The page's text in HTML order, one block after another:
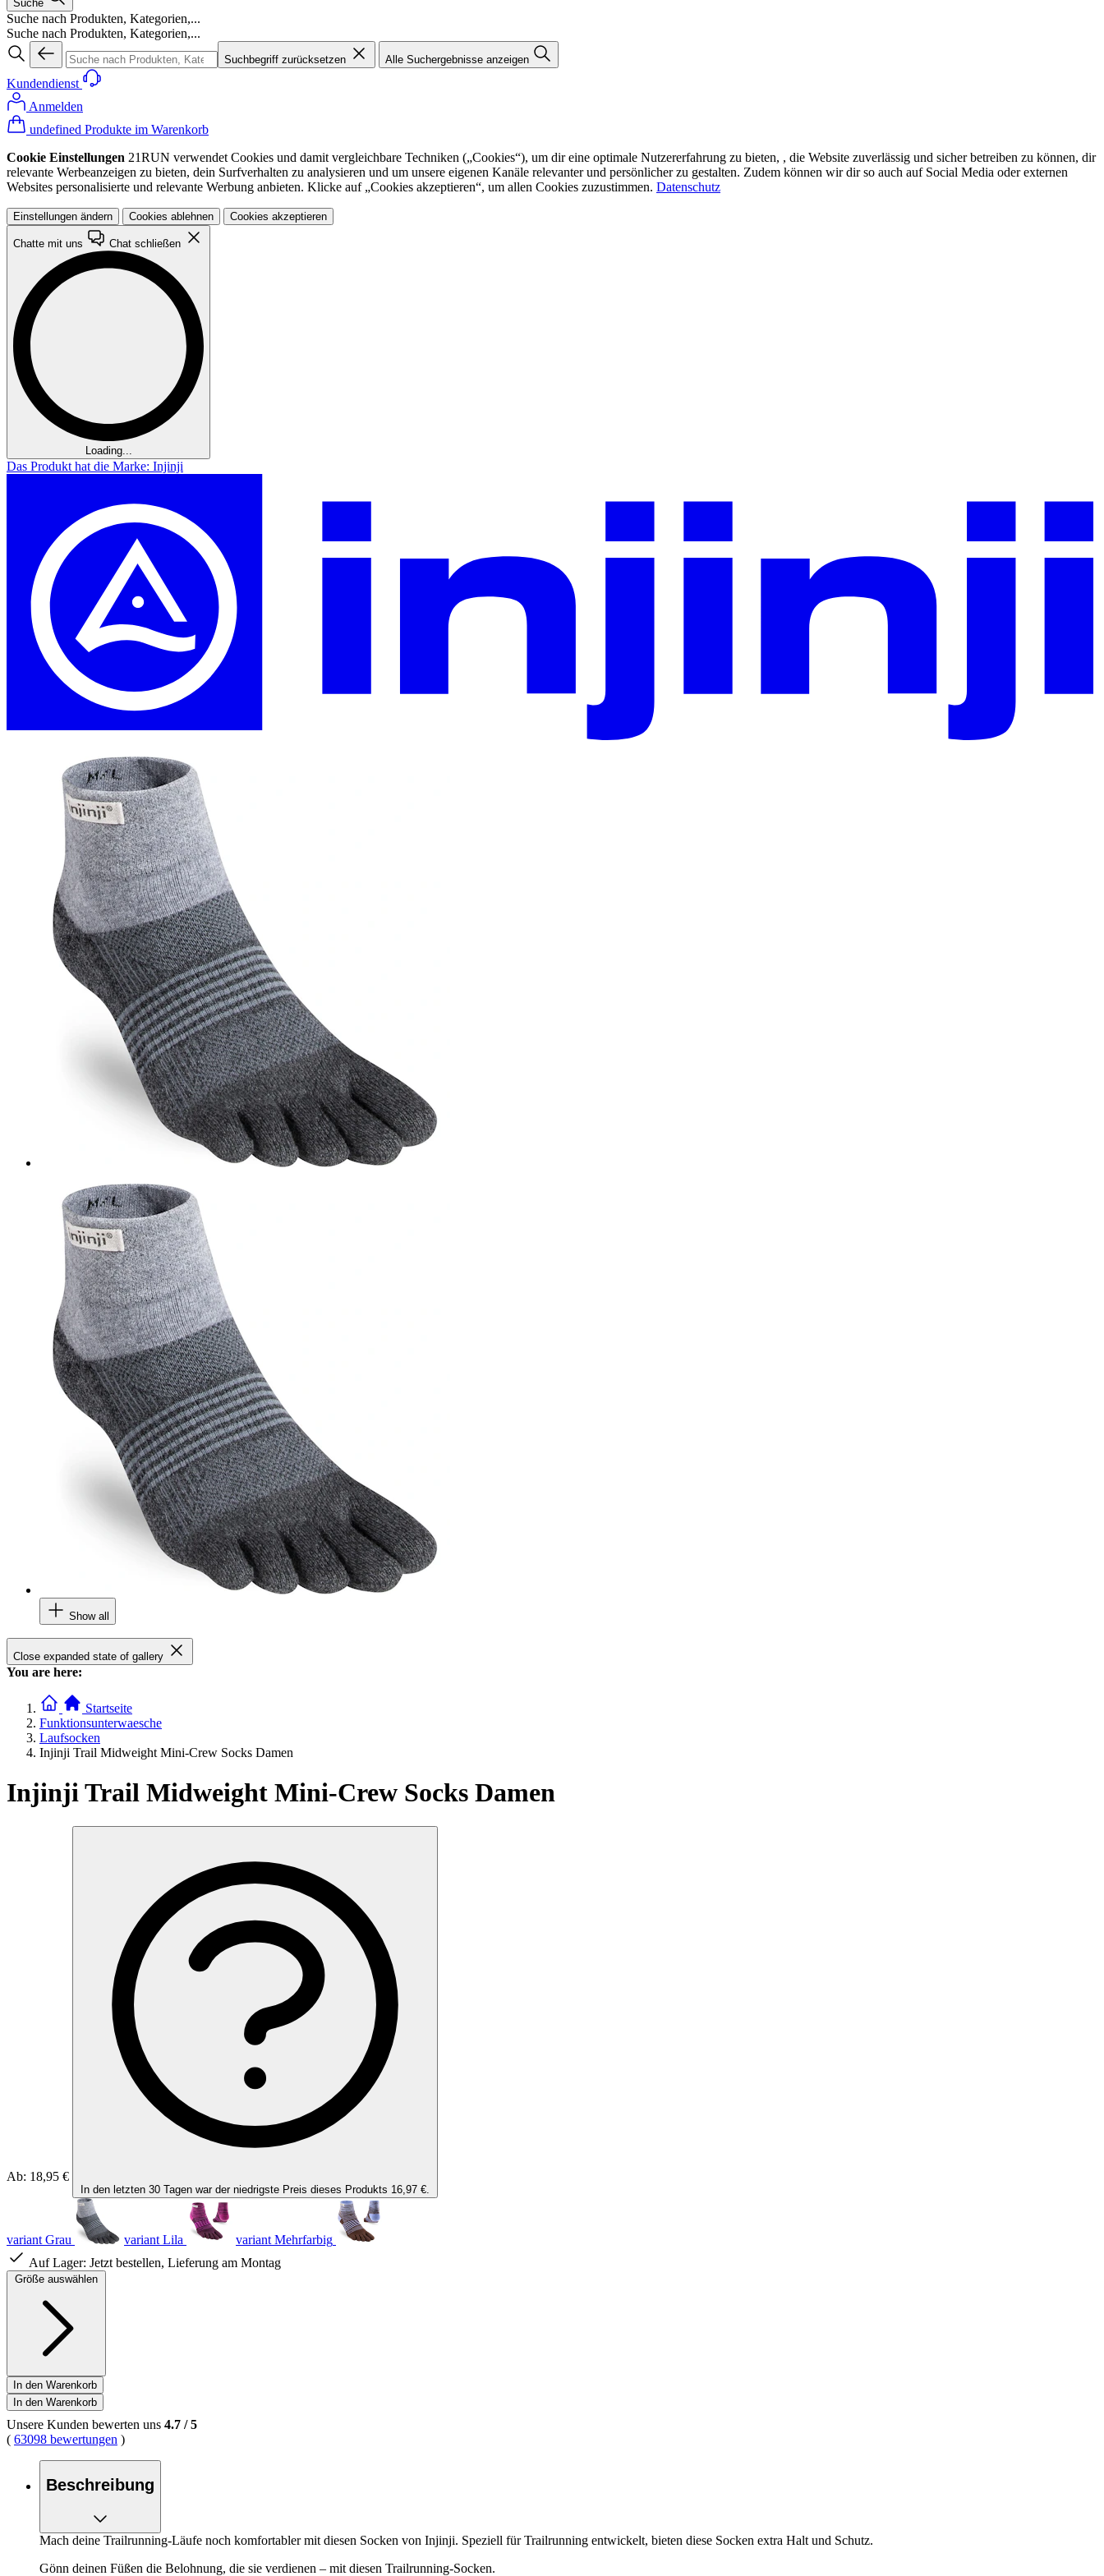
Suche
Suche nach Produkten, Kategorien,...
Suche nach Produkten, Kategorien,...
Suchbegriff zurücksetzen Alle Suchergebnisse anzeigen
Kundendienst
Anmelden
undefined Produkte im Warenkorb
Cookie Einstellungen 21RUN verwendet Cookies und damit vergleichbare Techniken („Cookies“), um dir eine optimale Nutzererfahrung zu bieten, , die Website zuverlässig und sicher betreiben zu können, dir
relevante Werbeanzeigen zu bieten, dein Surfverhalten zu analysieren und um unsere eigenen Kanäle relevanter und persönlicher zu gestalten. Zudem können wir dir so auch auf Social Media oder externen
Websites personalisierte und relevante Werbung anbieten. Klicke auf „Cookies akzeptieren“, um allen Cookies zuzustimmen. Datenschutz
Einstellungen ändern Cookies ablehnen Cookies akzeptieren
Chatte mit uns Chat schließen
Loading...
Das Produkt hat die Marke: Injinji
Show all
Close expanded state of gallery
You are here:
Startseite
Funktionsunterwaesche
Laufsocken
Injinji Trail Midweight Mini-Crew Socks Damen
Injinji Trail Midweight Mini-Crew Socks Damen
Ab: 18,95 €
In den letzten 30 Tagen war der niedrigste Preis dieses Produkts 16,97 €.
variant Grau variant Lila
variant Mehrfarbig
Auf Lager: Jetzt bestellen, Lieferung am Montag
Größe auswählen
In den Warenkorb
In den Warenkorb
Unsere Kunden bewerten uns 4.7 /5
( 63098 bewertungen )
Beschreibung
Mach deine Trailrunning-Läufe noch komfortabler mit diesen Socken von Injinji. Speziell für Trailrunning entwickelt, bieten diese Socken extra Halt und Schutz.
Gönn deinen Füßen die Belohnung, die sie verdienen – mit diesen Trailrunning-Socken.